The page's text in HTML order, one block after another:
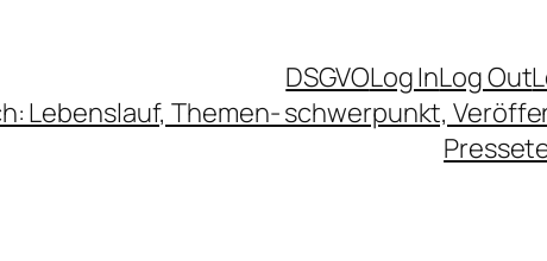
DSGVOLog InLog Out
Lebenslauf, Themen- schwerpunkt,